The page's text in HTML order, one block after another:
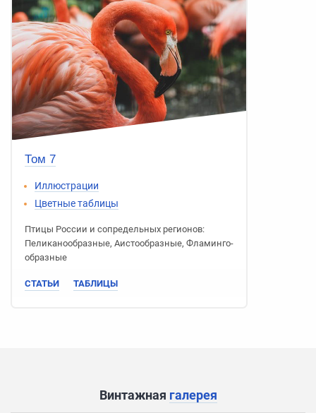
Том 7
Иллюстрации
Цветные таблицы
Птицы России и сопредельных регионов:
Пеликано­образные, Аисто­образные, Фламинго­
образные
СТАТЬИ ТАБЛИЦЫ
Винтажная галерея